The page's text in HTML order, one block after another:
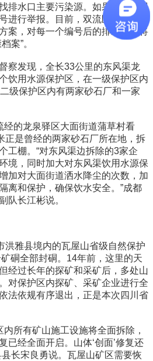
排水口主要污染源。如果群众发现
进行举报。目前，双流区还在积极
案，对每一个编号后的排水口都将
案”。
发现，全长33公里的东风渠龙
饮用水源保护区，在一级保护区内
级保护区内有两家砂石厂和一家
的龙泉驿区大面街道蒲草村看
正是曾经的两家砂石厂所在地，拆
工棚。“对东风渠边拆除的3家企
境，同时加大对东风渠饮用水源保
加对大面街道洒水降尘的次数，加
离和保护，确保饮水安全。”成都
队长江彬说。
雅县境内的瓦屋山省级自然保护
硐全部封硐。14年前，这里的天
经过长年的探矿和采矿后，多处山
对保护区内探矿、采矿企业进行全
法依规有序退出，正是本次四川省
所有矿山施工设施将全面拆除，
已经全面开启。山体‘创面’修复还
长宋良勇说。瓦屋山矿区需要恢